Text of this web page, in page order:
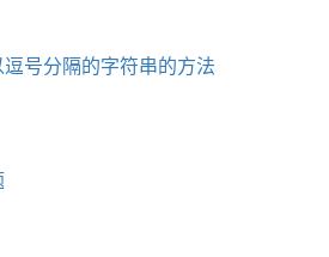
号分隔的字符串的方法